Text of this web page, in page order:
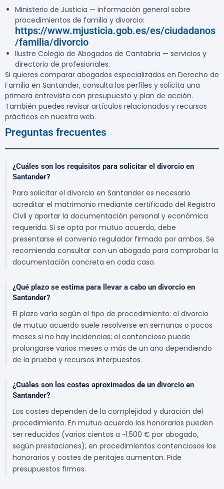
Ministerio de Justicia — información general sobre
procedimientos de familia y divorcio:
https://www.mjusticia.gob.es/es/ciudadanos
/familia/divorcio
Ilustre Colegio de Abogados de Cantabria — servicios y
directorio de profesionales.
Si quieres comparar abogados especializados en Derecho de
Familia en Santander, consulta los perfiles y solicita una
primera entrevista con presupuesto y plan de acción.
También puedes revisar artículos relacionados y recursos
prácticos en nuestra web.
Preguntas frecuentes
¿Cuáles son los requisitos para solicitar el divorcio en
Santander?
Para solicitar el divorcio en Santander es necesario
acreditar el matrimonio mediante certificado del Registro
Civil y aportar la documentación personal y económica
requerida. Si se opta por mutuo acuerdo, debe
presentarse el convenio regulador firmado por ambos. Se
recomienda consultar con un abogado para comprobar la
documentación concreta en cada caso.
¿Qué plazo se estima para llevar a cabo un divorcio en
Santander?
El plazo varía según el tipo de procedimiento: el divorcio
de mutuo acuerdo suele resolverse en semanas o pocos
meses si no hay incidencias; el contencioso puede
prolongarse varios meses o más de un año dependiendo
de la prueba y recursos interpuestos.
¿Cuáles son los costes aproximados de un divorcio en
Santander?
Los costes dependen de la complejidad y duración del
procedimiento. En mutuo acuerdo los honorarios pueden
ser reducidos (varios cientos a ~1.500 € por abogado,
según prestaciones); en procedimientos contenciosos los
honorarios y costes de peritajes aumentan. Pide
presupuestos firmes.